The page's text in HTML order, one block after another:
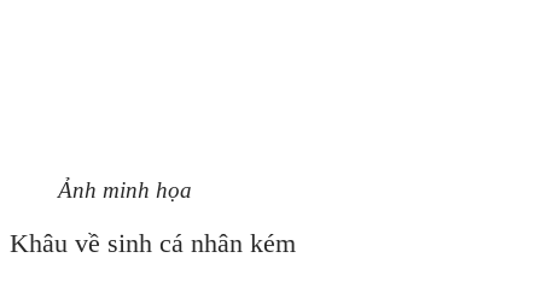
Ảnh minh họa
Khâu về sinh cá nhân kém